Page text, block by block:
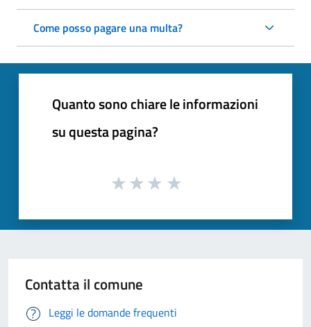
Come posso pagare una multa?
Quanto sono chiare le informazioni
su questa pagina?
Contatta il comune
Leggi le domande frequenti